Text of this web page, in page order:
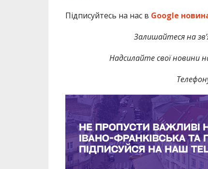
Підписуйтесь на нас в Google
Залишайтеся на
Надсилайте свої новини